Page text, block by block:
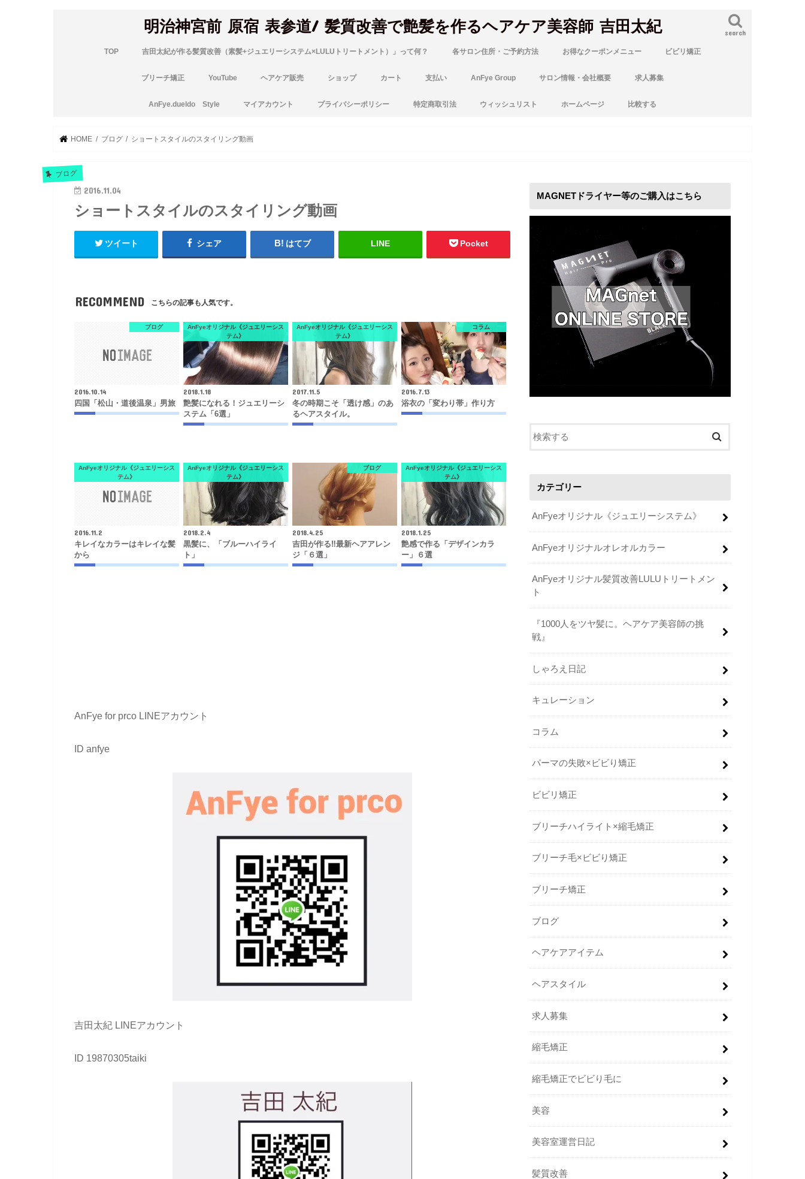
明治神宮前 原宿 表参道/ 髪質改善で艶髪を作るヘアケア美容師 吉田太紀 search
TOP 吉田太紀が作る髪質改善（素髪+ジュエリーシステム×LULUトリートメント）」って何？ 各サロン住所・ご予約方法 お得なクーポンメニュー ビビリ矯正
ブリーチ矯正 YouTube ヘアケア販売 ショップ カート 支払い AnFye Group サロン情報・会社概要 求人募集
AnFye.dueldo Style マイアカウント プライバシーポリシー 特定商取引法 ウィッシュリスト ホームページ 比較する
HOME ブログ ショートスタイルのスタイリング動画
ブログ
2016.11.04
ショートスタイルのスタイリング動画
ツイート シェア はてブ LINE Pocket
RECOMMEND こちらの記事も人気です。
ブログ
2016.10.14
四国「松山・道後温泉」男旅
AnFyeオリジナル《ジュエリーシス
テム》
2018.1.18
艶髪になれる！ジュエリーシ
ステム「6選」
AnFyeオリジナル《ジュエリーシス
テム》
2017.11.5
冬の時期こそ「透け感」のあ
るヘアスタイル。
コラム
2016.7.13
浴衣の「変わり帯」作り方
AnFyeオリジナル《ジュエリーシス
テム》
2016.11.2
キレイなカラーはキレイな髪
から
AnFyeオリジナル《ジュエリーシス
テム》
2018.2.4
黒髪に、「ブルーハイライ
ト」
ブログ
2018.4.25
吉田が作る‼︎最新ヘアアレン
ジ「６選」
AnFyeオリジナル《ジュエリーシス
テム》
2018.1.25
艶感で作る「デザインカラ
ー」６選
AnFye for prco LINEアカウント
ID anfye
吉田太紀 LINEアカウント
ID 19870305taiki
MAGNETドライヤー等のご購入はこちら
カテゴリー
AnFyeオリジナル《ジュエリーシステム》
AnFyeオリジナルオレオルカラー
AnFyeオリジナル髪質改善LULUトリートメン
ト
『1000人をツヤ髪に。ヘアケア美容師の挑
戦』
しゃろえ日記
キュレーション
コラム
パーマの失敗×ビビり矯正
ビビリ矯正
ブリーチハイライト×縮毛矯正
ブリーチ毛×ビビり矯正
ブリーチ矯正
ブログ
ヘアケアアイテム
ヘアスタイル
求人募集
縮毛矯正
縮毛矯正でビビり毛に
美容
美容室運営日記
髪質改善